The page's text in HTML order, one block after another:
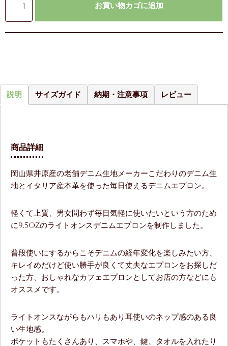
お買い物カゴに追加
説明 サイズガイド 納期・注意事項 レビュー
商品詳細
岡山県井原産の老舗デニム生地メーカーこだわりのデニム生
地とイタリア産本革を使った毎日使えるデニムエプロン。
軽くて上質、男女問わず毎日気軽に使いたいという方のため
に9.5ozのライトオンスデニムエプロンを制作しました。
普段使いにするからこそデニムの経年変化を楽しみたい方、
キレイめだけど使い勝手が良くて丈夫なエプロンをお探しだ
った方、おしゃれなカフェエプロンとしてお店の方などにも
オススメです。
ライトオンスながらもハリもあり耳使いのネップ感のある良
い生地感。
ポケットもたくさんあり、スマホや、鍵、タオルを入れたり